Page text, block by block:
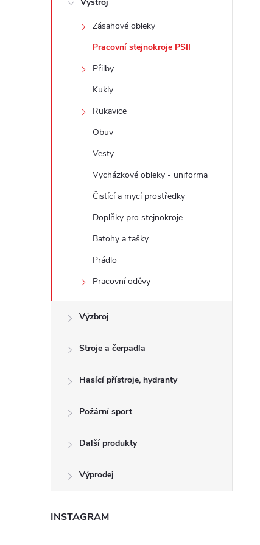
Zásahové obleky
Pracovní stejnokroje PSII
Přilby
Kukly
Rukavice
Obuv
Vesty
Vycházkové obleky - uniforma
Čistící a mycí prostředky
Doplňky pro stejnokroje
Batohy a tašky
Prádlo
Pracovní oděvy
Výzbroj
Stroje a čerpadla
Hasící přístroje, hydranty
Požární sport
Další produkty
Výprodej
INSTAGRAM